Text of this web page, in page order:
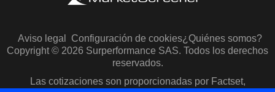
Aviso legal Configuración de cookies¿Quiénes somos?
Copyright © 2026 Surperformance SAS. Todos los derechos
reservados.
Las cotizaciones son proporcionadas por Factset,